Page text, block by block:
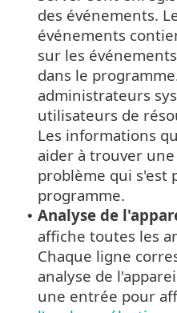
des événements.
événements
sur les
dans le
administrateurs
utilisateurs de
Les informations
aider à trouver
problème qui s'est
programme.
• Analyse de
affiche toutes les
Chaque ligne
analyse de
une entrée pour